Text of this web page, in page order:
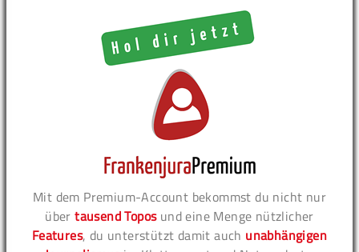
Mit dem Premium-Account bekommst du nicht nur
übertausend Toposund eine Menge nützlicher
Features, du unterstützt damit auch unabhängigen